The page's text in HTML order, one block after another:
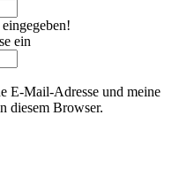
ein
E-Mail-Adresse und meine
diesem Browser.